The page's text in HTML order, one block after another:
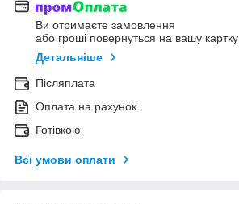
Ви отримаєте замовлення
або гроші повернуться на вашу картку
Детальніше
Післяплата
Оплата на рахунок
Готівкою
Всі умови оплати